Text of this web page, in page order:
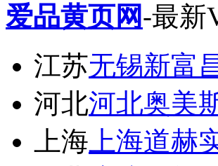
爱品黄页网-最新
江苏无锡新富
河北河北奥美
上海 上海道赫